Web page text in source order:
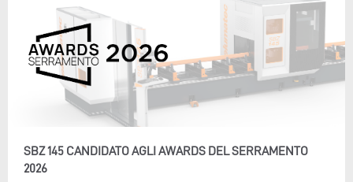
SBZ 145 CANDIDATO AGLI AWARDS DEL SERRAMENTO
2026